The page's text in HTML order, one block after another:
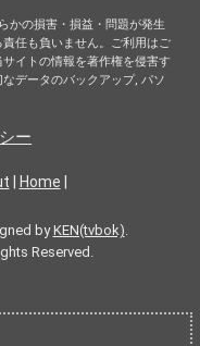
かの損害・損益・問題が発生
任も負いません。ご利用はご
イトの情報を著作権を侵害す
データのバックアップ, パソ
ー
Home
byKEN(tvbok).
Reserved.